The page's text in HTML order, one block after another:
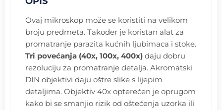
Ovaj mikroskop može se koristiti na velikom
broju predmeta. Također je koristan alat za
promatranje parazita kućnih ljubimaca i stoke.
Tri povećanja (40x, 100x, 400x) daju dobru
rezoluciju za promatranje detalja. Akromatski
DIN objektivi daju oštre slike s lijepim
detaljima. Objektiv 40x opterećen je oprugom
kako bi se smanjio rizik od oštećenja uzorka ili